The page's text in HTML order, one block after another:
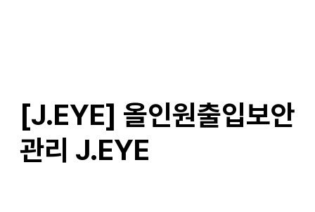
[J.EYE] 올인원출입보안
관리 J.EYE